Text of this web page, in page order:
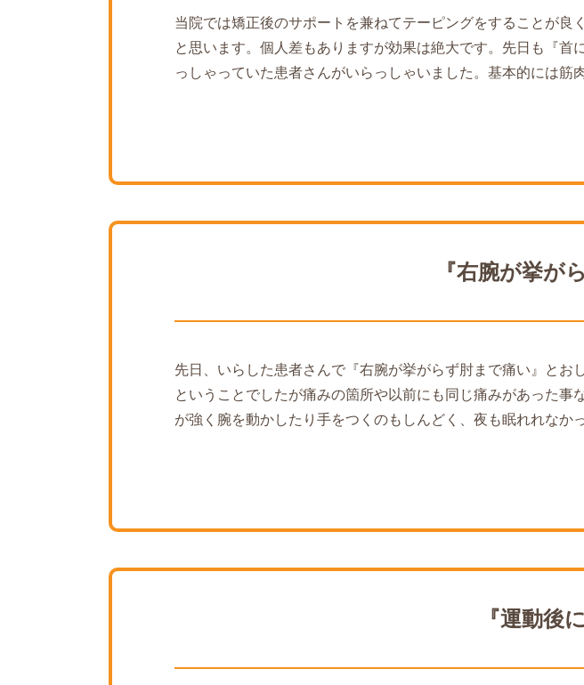
当院では矯正後のサポートを兼ねてテーピングをすることが
と思います。個人差もありますが効果は絶大です。先日も『
っしゃっていた患者さんがいらっしゃいました。基本的には筋
『右腕が挙が
先日、いらした患者さんで『右腕が挙がらず肘まで痛い』と
ということでしたが痛みの箇所や以前にも同じ痛みがあった
が強く腕を動かしたり手をつくのもしんどく、夜も眠れれなか
『運動後